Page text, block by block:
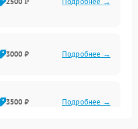
3000 ₽ Подробнее →
3500 ₽ Подробнее →